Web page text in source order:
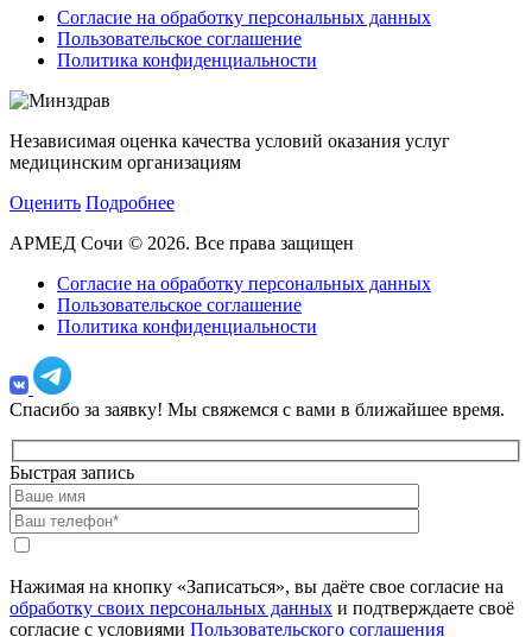
Согласие на обработку персональных данных
Пользовательское соглашение
Политика конфиденциальности
Независимая оценка качества условий оказания услуг
медицинским организациям
Оценить Подробнее
АРМЕД Сочи © 2026. Все права защищен
Согласие на обработку персональных данных
Пользовательское соглашение
Политика конфиденциальности
Спасибо за заявку! Мы свяжемся с вами в ближайшее время.
Быстрая запись
Нажимая на кнопку «Записаться», вы даёте свое согласие на
обработку своих персональных данных и подтверждаете своё
согласие с условиями Пользовательского соглашения